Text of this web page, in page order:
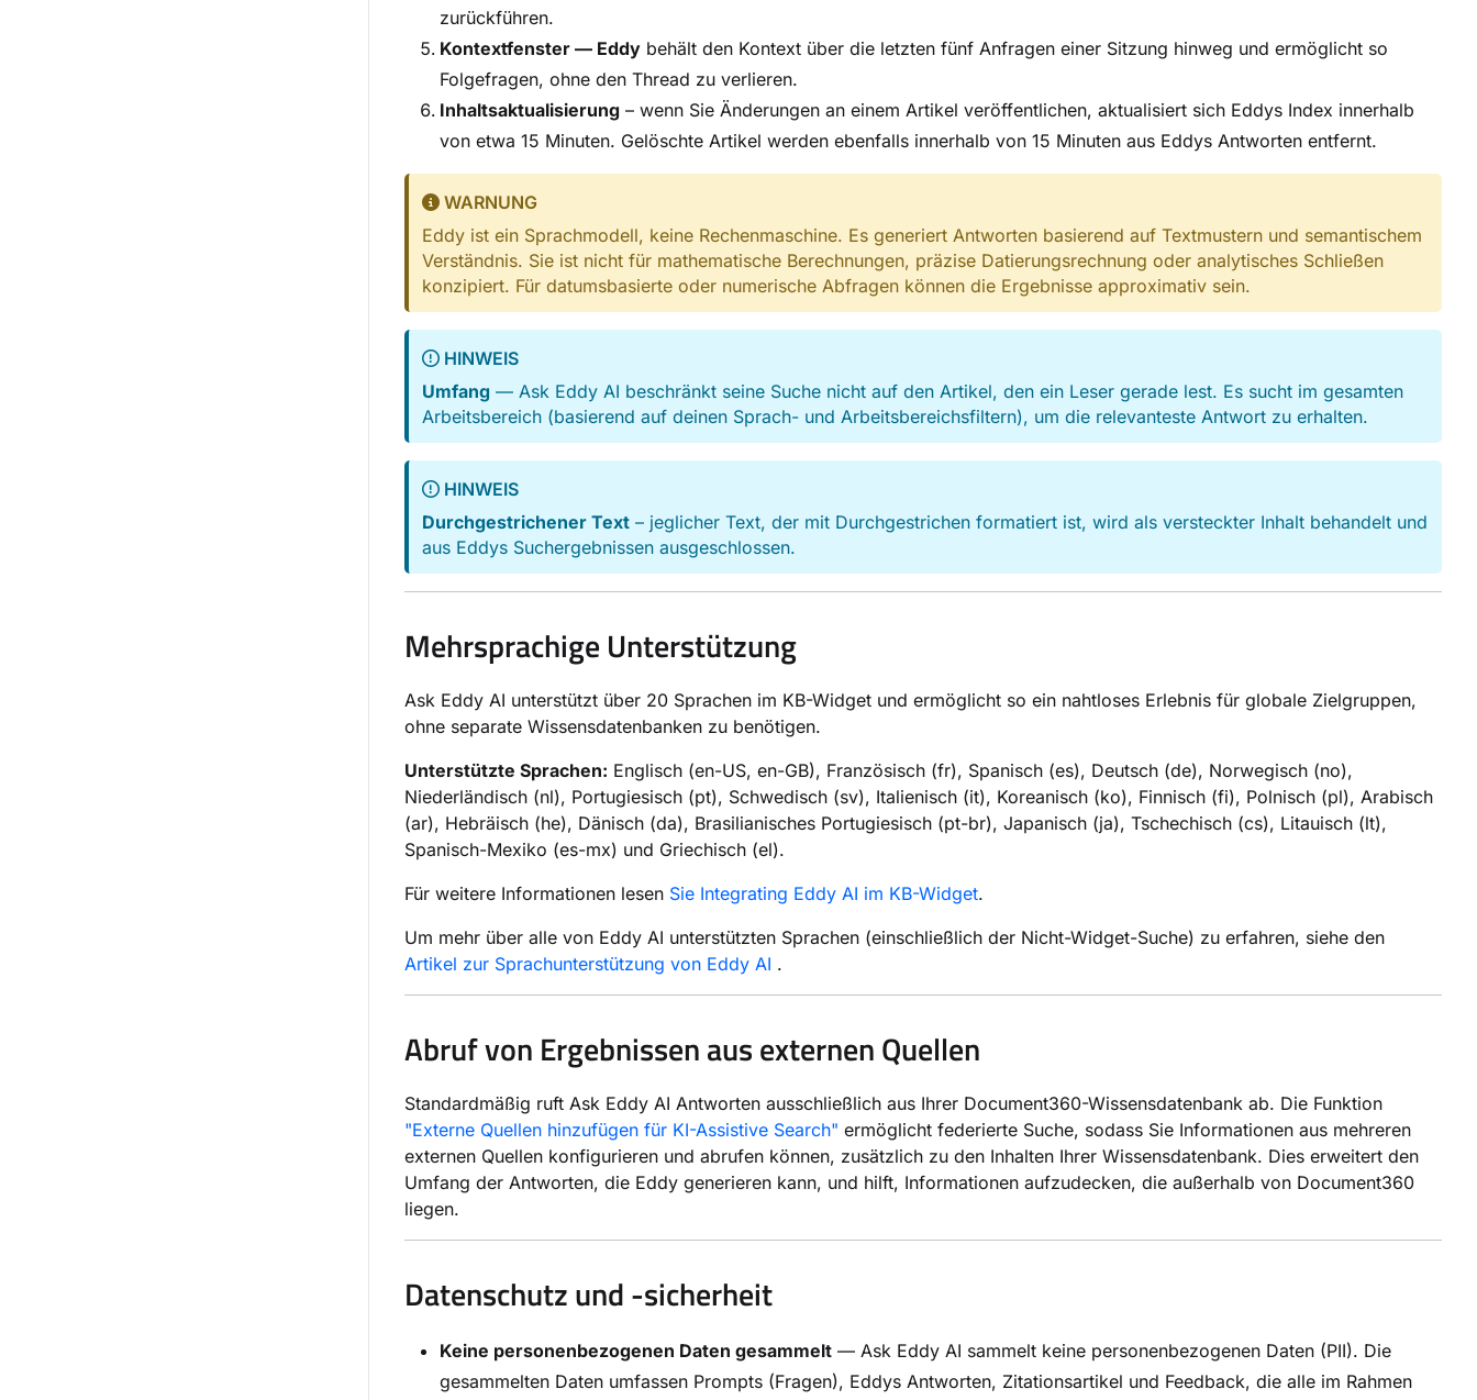
zurückführen.
Kontextfenster — Eddy behält den Kontext über die letzten fünf Anfragen einer Sitzung hinweg und ermöglicht so
Folgefragen, ohne den Thread zu verlieren.
Inhaltsaktualisierung – wenn Sie Änderungen an einem Artikel veröffentlichen, aktualisiert sich Eddys Index innerhalb
von etwa 15 Minuten. Gelöschte Artikel werden ebenfalls innerhalb von 15 Minuten aus Eddys Antworten entfernt.
WARNUNG
Eddy ist ein Sprachmodell, keine Rechenmaschine. Es generiert Antworten basierend auf Textmustern und semantischem
Verständnis. Sie ist nicht für mathematische Berechnungen, präzise Datierungsrechnung oder analytisches Schließen
konzipiert. Für datumsbasierte oder numerische Abfragen können die Ergebnisse approximativ sein.
HINWEIS
Umfang — Ask Eddy AI beschränkt seine Suche nicht auf den Artikel, den ein Leser gerade lest. Es sucht im gesamten
Arbeitsbereich (basierend auf deinen Sprach- und Arbeitsbereichsfiltern), um die relevanteste Antwort zu erhalten.
HINWEIS
Durchgestrichener Text – jeglicher Text, der mit Durchgestrichen formatiert ist, wird als versteckter Inhalt behandelt und
aus Eddys Suchergebnissen ausgeschlossen.
Mehrsprachige Unterstützung
Ask Eddy AI unterstützt über 20 Sprachen im KB-Widget und ermöglicht so ein nahtloses Erlebnis für globale Zielgruppen,
ohne separate Wissensdatenbanken zu benötigen.
Unterstützte Sprachen: Englisch (en-US, en-GB), Französisch (fr), Spanisch (es), Deutsch (de), Norwegisch (no),
Niederländisch (nl), Portugiesisch (pt), Schwedisch (sv), Italienisch (it), Koreanisch (ko), Finnisch (fi), Polnisch (pl), Arabisch
(ar), Hebräisch (he), Dänisch (da), Brasilianisches Portugiesisch (pt-br), Japanisch (ja), Tschechisch (cs), Litauisch (lt),
Spanisch-Mexiko (es-mx) und Griechisch (el).
Für weitere Informationen lesen Sie Integrating Eddy AI im KB-Widget.
Um mehr über alle von Eddy AI unterstützten Sprachen (einschließlich der Nicht-Widget-Suche) zu erfahren, siehe den
Artikel zur Sprachunterstützung von Eddy AI .
Abruf von Ergebnissen aus externen Quellen
Standardmäßig ruft Ask Eddy AI Antworten ausschließlich aus Ihrer Document360-Wissensdatenbank ab. Die Funktion
"Externe Quellen hinzufügen für KI-Assistive Search" ermöglicht federierte Suche, sodass Sie Informationen aus mehreren
externen Quellen konfigurieren und abrufen können, zusätzlich zu den Inhalten Ihrer Wissensdatenbank. Dies erweitert den
Umfang der Antworten, die Eddy generieren kann, und hilft, Informationen aufzudecken, die außerhalb von Document360
liegen.
Datenschutz und -sicherheit
Keine personenbezogenen Daten gesammelt — Ask Eddy AI sammelt keine personenbezogenen Daten (PII). Die
gesammelten Daten umfassen Prompts (Fragen), Eddys Antworten, Zitationsartikel und Feedback, die alle im Rahmen